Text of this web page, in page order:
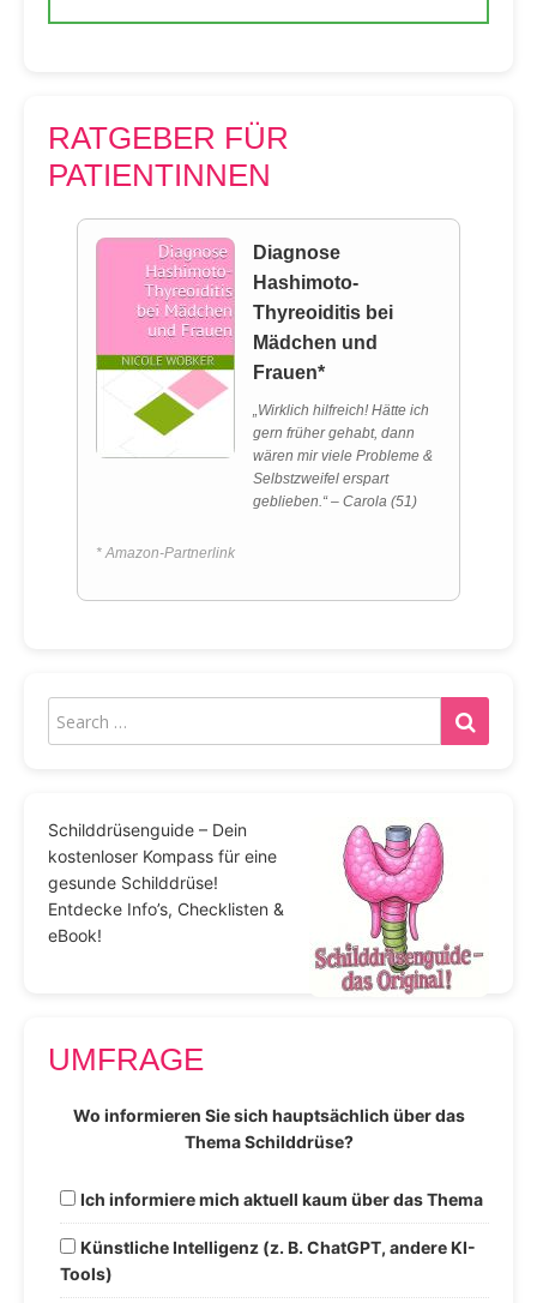
RATGEBER FÜR
PATIENTINNEN
Diagnose
Hashimoto-
Thyreoiditis bei
Mädchen und
Frauen*
„Wirklich hilfreich! Hätte ich
gern früher gehabt, dann
wären mir viele Probleme &
Selbstzweifel erspart
geblieben.“ – Carola (51)
* Amazon-Partnerlink
Schilddrüsenguide – Dein
kostenloser Kompass für eine
gesunde Schilddrüse!
Entdecke Info’s, Checklisten &
eBook!
UMFRAGE
Wo informieren Sie sich hauptsächlich über das
Thema Schilddrüse?
Ich informiere mich aktuell kaum über das Thema
Künstliche Intelligenz (z. B. ChatGPT, andere KI-
Tools)